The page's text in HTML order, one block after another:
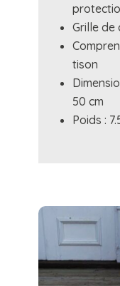
Grille de
tison
50 cm
Poids :